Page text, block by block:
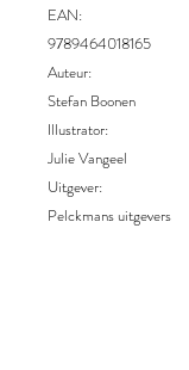
EAN:
9789464018165
Auteur:
Stefan Boonen
Illustrator:
Julie Vangeel
Uitgever:
Pelckmans uitgevers